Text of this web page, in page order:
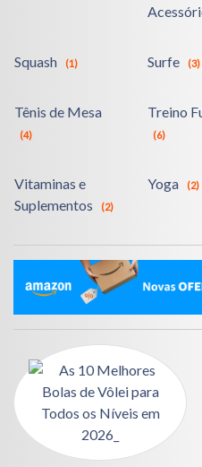
Squash (1) Surfe (3)
Tênis de Mesa
(4)
Treino
(6)
Vitaminas e
Suplementos
(2)
Yoga (2)